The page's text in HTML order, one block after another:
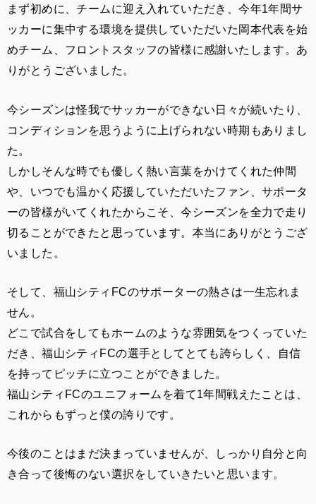
まず初めに、チームに迎え入れていただき、今年1年間サ
ッカーに集中する環境を提供していただいた岡本代表を始
めチーム、フロントスタッフの皆様に感謝いたします。あ
りがとうございました。
今シーズンは怪我でサッカーができない日々が続いたり、
コンディションを思うように上げられない時期もありまし
た。
しかしそんな時でも優しく熱い言葉をかけてくれた仲間
や、いつでも温かく応援していただいたファン、サポータ
ーの皆様がいてくれたからこそ、今シーズンを全力で走り
切ることができたと思っています。本当にありがとうござ
いました。
そして、福山シティFCのサポーターの熱さは一生忘れま
せん。
どこで試合をしてもホームのような雰囲気をつくっていた
だき、福山シティFCの選手としてとても誇らしく、自信
を持ってピッチに立つことができました。
福山シティFCのユニフォームを着て1年間戦えたことは、
これからもずっと僕の誇りです。
今後のことはまだ決まっていませんが、しっかり自分と向
き合って後悔のない選択をしていきたいと思います。